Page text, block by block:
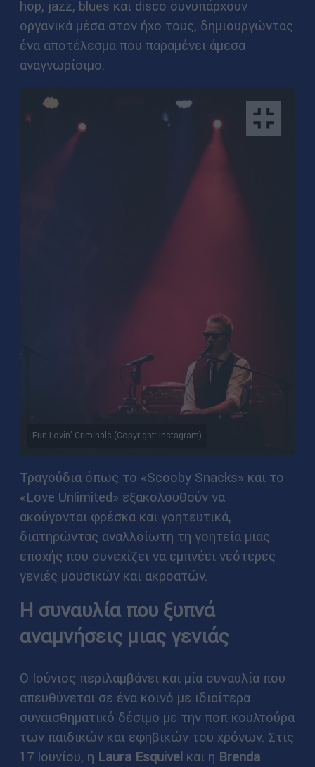
hop, jazz, blues και disco συνυπάρχουν
οργανικά μέσα στον ήχο τους, δημιουργώντας
ένα αποτέλεσμα που παραμένει άμεσα
αναγνωρίσιμο.
Fun Lovin' Criminals (Copyright: Instagram)
Τραγούδια όπως το «Scooby Snacks» και το
«Love Unlimited» εξακολουθούν να
ακούγονται φρέσκα και γοητευτικά,
διατηρώντας αναλλοίωτη τη γοητεία μιας
εποχής που συνεχίζει να εμπνέει νεότερες
γενιές μουσικών και ακροατών.
Η συναυλία που ξυπνά
αναμνήσεις μιας γενιάς
Ο Ιούνιος περιλαμβάνει και μία συναυλία που
απευθύνεται σε ένα κοινό με ιδιαίτερα
συναισθηματικό δέσιμο με την ποπ κουλτούρα
των παιδικών και εφηβικών του χρόνων. Στις
17 Ιουνίου, η Laura Esquivelκαι η Brenda